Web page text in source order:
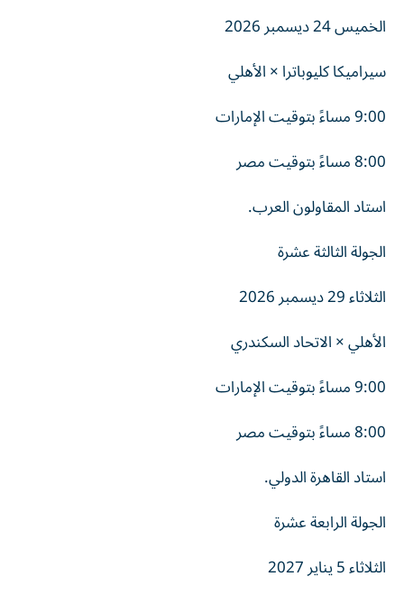
الخميس 24 ديسمبر 2026
سيراميكا كليوباترا × الأهلي
9:00 مساءً بتوقيت الإمارات
8:00 مساءً بتوقيت مصر
استاد المقاولون العرب.
الجولة الثالثة عشرة
الثلاثاء 29 ديسمبر 2026
الأهلي × الاتحاد السكندري
9:00 مساءً بتوقيت الإمارات
8:00 مساءً بتوقيت مصر
استاد القاهرة الدولي.
الجولة الرابعة عشرة
الثلاثاء 5 يناير 2027